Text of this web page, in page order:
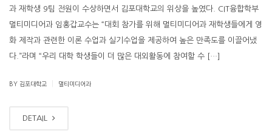
과 재학생 9팀 전원이 수상하면서 김포대학교의 위상을 높였다. CIT융합학부
멀티미디어과 임홍갑교수는 “대회 참가를 위해 멀티미디어과 재학생들에게 영
화 제작과 관련한 이론 수업과 실기수업을 제공하여 높은 만족도를 이끌어냈
다.”라며 “우리 대학 학생들이 더 많은 대외활동에 참여할 수 […]
BY 김포대학교 멀티미디어과
DETAIL